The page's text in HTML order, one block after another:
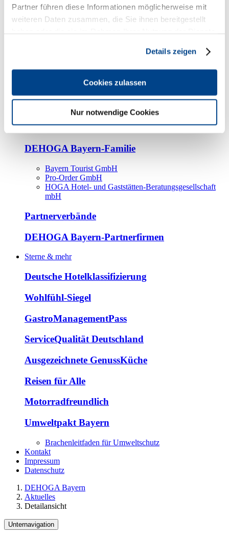
Partner führen diese Informationen möglicherweise mit
weiteren Daten zusammen, die Sie ihnen bereitgestellt
Details zeigen
Cookies zulassen
Nur notwendige Cookies
Kooperationspartner
Tourismusorganisationen
Bayern Tourismus Marketing GmbH
DEHOGA-Familie
Bundesverband
Fachverbände
DEHOGA Bayern-Familie
Bayern Tourist GmbH
Pro-Order GmbH
HOGA Hotel- und Gaststätten-Beratungsgesellschaft
mbH
Partnerverbände
DEHOGA Bayern-Partnerfirmen
Sterne & mehr
Deutsche Hotelklassifizierung
Wohlfühl-Siegel
GastroManagementPass
ServiceQualität Deutschland
Ausgezeichnete GenussKüche
Reisen für Alle
Motorradfreundlich
Umweltpakt Bayern
Brachenleitfaden für Umweltschutz
Kontakt
Impressum
Datenschutz
DEHOGA Bayern
Aktuelles
Detailansicht
Unternavigation